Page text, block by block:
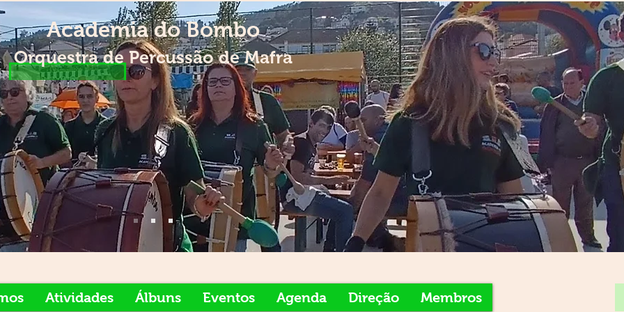
Academia do Bombo
Orquestra de Percussão de Mafra
Atividades Álbuns Eventos Agenda Direção Membros